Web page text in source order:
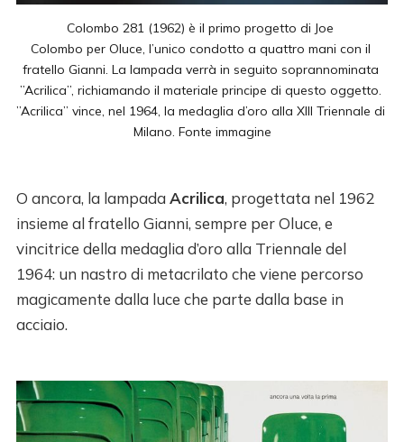
Colombo 281 (1962) è il primo progetto di Joe
Colombo per Oluce, l’unico condotto a quattro mani con il
fratello Gianni. La lampada verrà in seguito soprannominata
”Acrilica”, richiamando il materiale principe di questo oggetto.
”Acrilica” vince, nel 1964, la medaglia d’oro alla XIII Triennale di
Milano. Fonte immagine
O ancora, la lampadaAcrilica, progettata nel 1962
insieme al fratello Gianni, sempre per Oluce, e
vincitrice della medaglia d’oro alla Triennale del
1964: un nastro di metacrilato che viene percorso
magicamente dalla luce che parte dalla base in
acciaio.